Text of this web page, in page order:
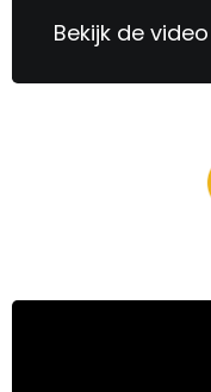
Bekijk de